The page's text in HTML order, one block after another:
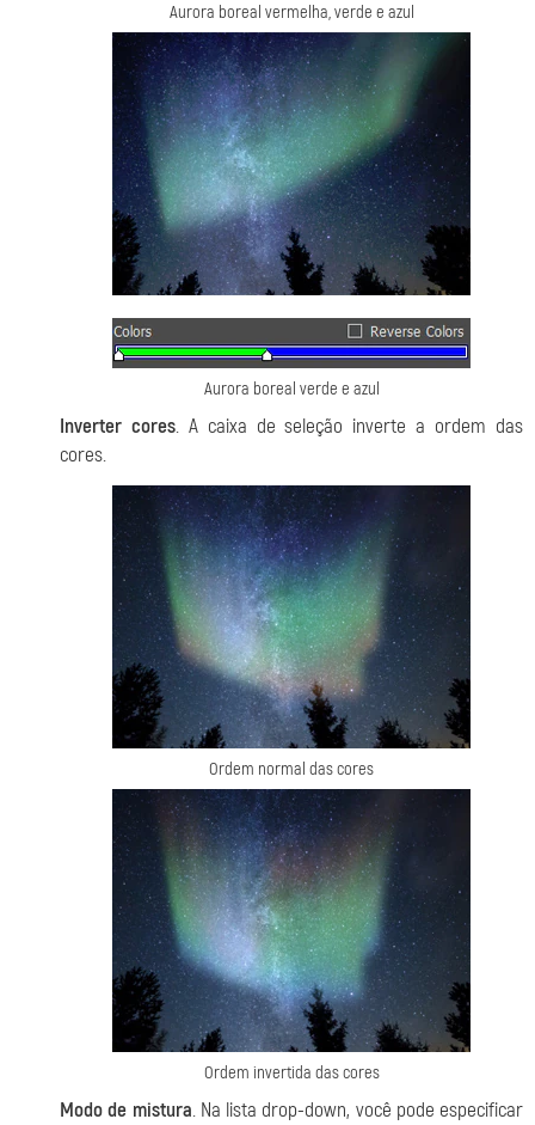
Aurora boreal vermelha, verde e azul
Aurora boreal verde e azul
Inverter cores. A caixa de seleção inverte a ordem das
cores.
Ordem normal das cores
Ordem invertida das cores
Modo de mistura. Na lista drop-down, você pode especificar